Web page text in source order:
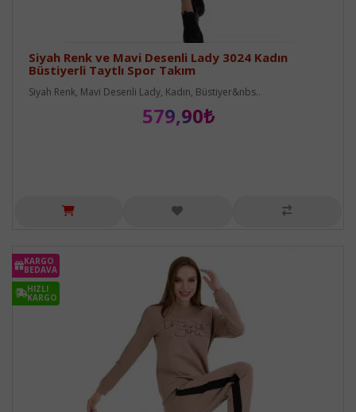
Siyah Renk ve Mavi Desenli Lady 3024 Kadın
Büstiyerli Taytlı Spor Takım
Siyah Renk, Mavi Desenli Lady, Kadın, Büstiyer&nbs..
579,90₺
KARGO
BEDAVA
HIZLI
KARGO